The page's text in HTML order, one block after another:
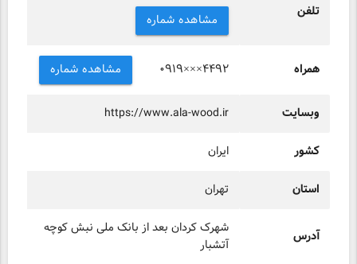
تلفن
مشاهده شماره
همراه ۰۹۱۹×××۴۴۹۲ مشاهده شماره
وبسایت https://www.ala-wood.ir
کشور ایران
استان تهران
آدرس
شهرک کردان بعد از بانک ملی نبش کوچه
آتشبار